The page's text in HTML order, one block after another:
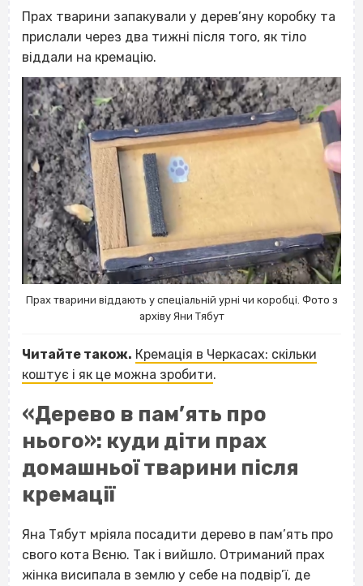
Прах тварини запакували у дерев’яну коробку та
прислали через два тижні після того, як тіло
віддали на кремацію.
Прах тварини віддають у спеціальній урні чи коробці. Фото з
архіву Яни Тябут
Читайте також. Кремація в Черкасах: скільки
коштує і як це можна зробити.
«Дерево в пам’ять про
нього»: куди діти прах
домашньої тварини після
кремації
Яна Тябут мріяла посадити дерево в пам’ять про
свого кота Вєню. Так і вийшло. Отриманий прах
жінка висипала в землю у себе на подвір’ї, де